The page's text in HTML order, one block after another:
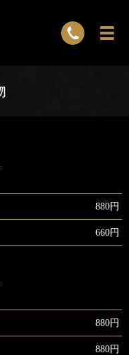
880円
660円
880円
880円